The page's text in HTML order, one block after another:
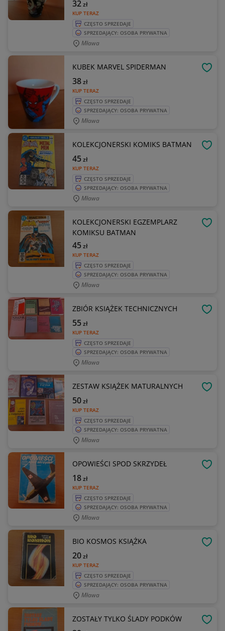
KUP TERAZ
32zł
CZĘSTO SPRZEDAJE
SPRZEDAJĄCY: OSOBA PRYWATNA
Mława
KUBEK MARVEL SPIDERMAN
KUP TERAZ
38zł
CZĘSTO SPRZEDAJE
SPRZEDAJĄCY: OSOBA PRYWATNA
Mława
KOLEKCJONERSKI KOMIKS BATMAN
KUP TERAZ
45zł
CZĘSTO SPRZEDAJE
SPRZEDAJĄCY: OSOBA PRYWATNA
Mława
KOLEKCJONERSKI EGZEMPLARZ
KOMIKSU BATMAN
KUP TERAZ
45zł
CZĘSTO SPRZEDAJE
SPRZEDAJĄCY: OSOBA PRYWATNA
Mława
ZBIÓR KSIĄŻEK TECHNICZNYCH
KUP TERAZ
55zł
CZĘSTO SPRZEDAJE
SPRZEDAJĄCY: OSOBA PRYWATNA
Mława
ZESTAW KSIĄŻEK MATURALNYCH
KUP TERAZ
50zł
CZĘSTO SPRZEDAJE
SPRZEDAJĄCY: OSOBA PRYWATNA
Mława
OPOWIEŚCI SPOD SKRZYDEŁ
KUP TERAZ
18zł
CZĘSTO SPRZEDAJE
SPRZEDAJĄCY: OSOBA PRYWATNA
Mława
BIO KOSMOS KSIĄŻKA
KUP TERAZ
20zł
CZĘSTO SPRZEDAJE
SPRZEDAJĄCY: OSOBA PRYWATNA
Mława
ZOSTAŁY TYLKO ŚLADY PODKÓW